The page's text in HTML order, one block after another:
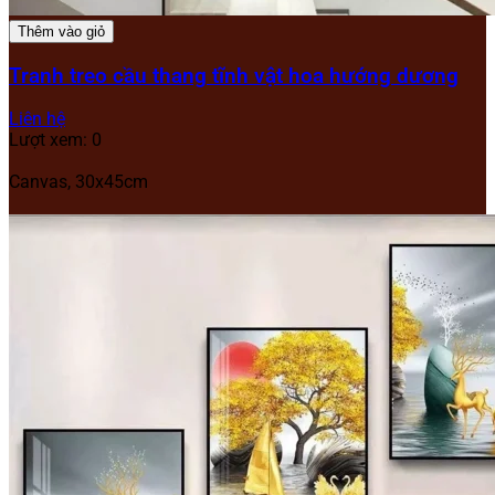
Thêm vào giỏ
Tranh treo cầu thang tĩnh vật hoa hướng dương
Liên hệ
Lượt xem: 0
Canvas, 30x45cm